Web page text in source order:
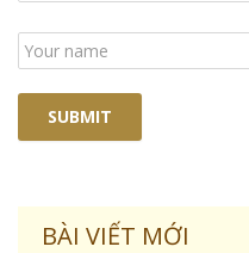
BÀI VIẾT MỚI